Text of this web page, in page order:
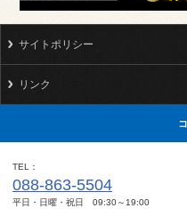
サイトポリシー
リンク
TEL
088-863-5504
平日・日曜・祝日 09:30～19:00